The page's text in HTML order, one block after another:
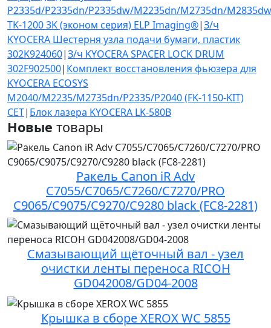
P2335d/P2335dn/P2335dw/M2235dn/M2735dn/M2835dw
TK-1200 3K (эконом серия) ELP Imaging®|З/ч
KYOCERA Шестерня узла подачи бумаги, пластик
302K924060|З/ч KYOCERA SPACER LOCK DRUM
302F902500| Комплект восстановления фьюзера для
KYOCERA ECOSYS
M2040/M2235/M2735dn/P2335/P2040 (FK-1150-KIT)
CET| Блок лазера KYOCERA LK-580B
Новые товары
Ракель Canon iR Adv
C7055/C7065/C7260/C7270/PRO
C9065/C9075/C9270/C9280 black (FC8-2281)
Смазывающий щёточный вал - узел
очистки ленты переноса RICOH
GD042008/GD04-2008
Крышка в сборе XEROX WC 5855